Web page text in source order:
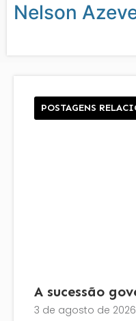
Nelson
POSTAGENS
A sucessão
3 de agosto de 2026